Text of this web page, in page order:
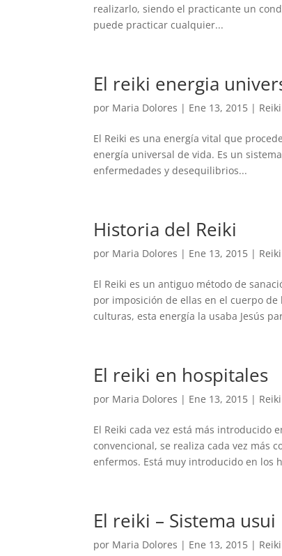
realizarlo, siendo el practicante un
puede practicar cualquier...
El reiki energia
por Maria Dolores | Ene 13, 2015 | Reiki
El Reiki es una energía vital que
energía universal de vida. Es un
enfermedades y desequilibrios...
Historia del Reiki
por Maria Dolores | Ene 13, 2015 | Reiki
El Reiki es un antiguo método de
por imposición de ellas en el cuerpo
culturas, esta energía la usaba Jesús
El reiki en hospitales
por Maria Dolores | Ene 13, 2015 | Reiki
El Reiki cada vez está más introducido
convencional, se realiza cada vez más
enfermos. Está muy introducido en los
El reiki – Sistema usui
por Maria Dolores | Ene 13, 2015 | Reiki